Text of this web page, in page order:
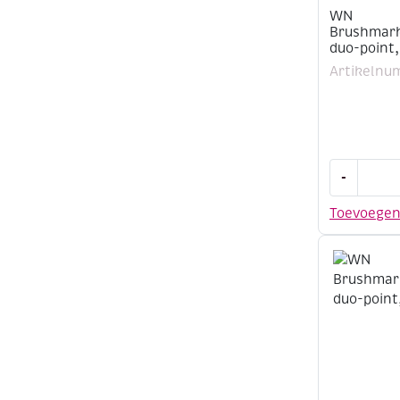
WN
duo-
Toevoegen
-
duo-
plum
(V735)
aantal